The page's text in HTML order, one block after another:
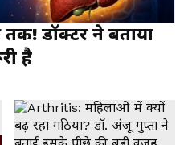
तक! डॉक्टर ने बताया
है